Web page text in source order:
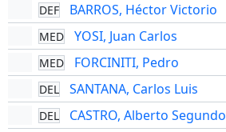
DEF BARROS, Héctor Victorio
MED YOSI, Juan Carlos
MED FORCINITI, Pedro
DEL SANTANA, Carlos Luis
DEL CASTRO, Alberto Segundo